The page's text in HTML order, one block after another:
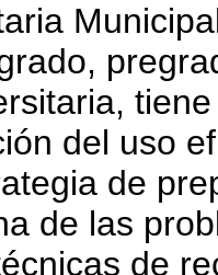
del uso
de
de las
de